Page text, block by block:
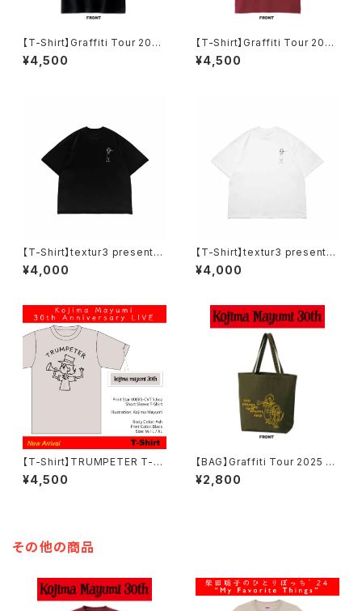
【T-Shirt】Graffiti Tour 2025
T-Shirt【Smoke Black】
¥4,500
【T-Shirt】Graffiti Tour 2025
T-Shirt【Burgundy】
¥4,500
【T-Shirt】textur3 presents
‐30th Debut ANNIVERSAR
Y‐ and the First China Tou
¥4,000
【T-Shirt】textur3 presents
‐30th Debut ANNIVERSAR
Y‐ and the First China Tou
¥4,000
【T-Shirt】TRUMPETER T-S
hirt【Ash Grey】/ 小島麻由美
¥4,500
【BAG】Graffiti Tour 2025 ト
ートバッグ 【Army Green】
¥2,800
その他の商品